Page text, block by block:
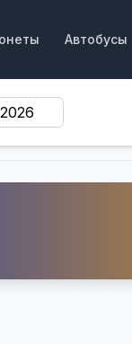
Автобусы